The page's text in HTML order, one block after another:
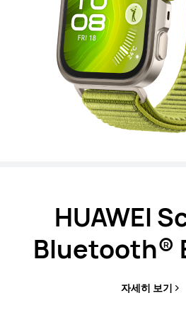
HUAWEI
Bluetooth®
자세히 보기